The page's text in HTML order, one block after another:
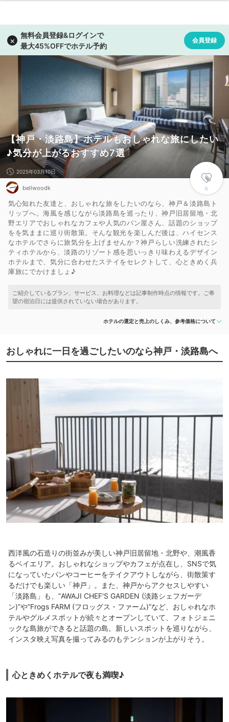
【神戸・淡路島】ホテルもおしゃれな旅にしたい
♪気分が上がるおすすめ7選
0
2025年03月10日
bellwoodk
気心知れた友達と、おしゃれな旅をしたいのなら、神戸＆淡路島ト
リップへ。海風を感じながら淡路島を巡ったり、神戸旧居留地・北
野エリアでおしゃれなカフェや人気のパン屋さん、話題のショップ
をを気ままに巡り街散策。そんな観光を楽しんだ後は、ハイセンス
なホテルでさらに旅気分を上げませんか？神戸らしい洗練されたシ
ティホテルから、淡路のリゾート感を思いっきり味わえるデザイン
ホテルまで、気分に合わせたステイをセレクトして、心ときめく兵
庫旅にでかけましょ♪
ホテルの選定と売上のしくみ、参考価格について
おしゃれに一日を過ごしたいのなら神戸・淡路島へ
西洋風の石造りの街並みが美しい神戸旧居留地・北野や、潮風香
るベイエリア。おしゃれなショップやカフェが点在し、SNSで気
になっていたパンやコーヒーをテイクアウトしながら、街散策す
るだけでも楽しい「神戸」。また、神戸からアクセスしやすい
「淡路島」も、”AWAJI CHEF'S GARDEN (淡路シェフガーデ
ン)”や”Frogs FARM (フロッグス・ファーム)”など、おしゃれなホ
テルやグルメスポットが続々とオープンしていて、フォトジェニ
ックな島旅ができると話題の島。新しいスポットを巡りながら、
インスタ映え写真を撮ってみるのもテンションが上がりそう。
心ときめくホテルで夜も満喫♪